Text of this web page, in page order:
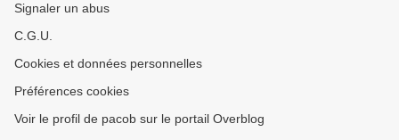
Signaler un abus
C.G.U.
Cookies et données personnelles
Préférences cookies
Voir le profil de pacob sur le portail Overblog